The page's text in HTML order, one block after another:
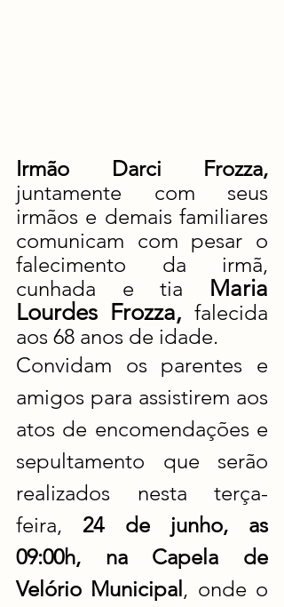
juntamente com seus
irmãos e demais familiares
comunicam com pesar o
falecimento da irmã,
cunhada e tia Maria
Lourdes Frozza, falecida
aos 68 anos de idade.
Convidam os parentes e
amigos para assistirem aos
atos de encomendações e
sepultamento que serão
realizados nesta terça-
feira, 24 de junho, as
09:00h, na Capela de
Velório Municipal , onde o